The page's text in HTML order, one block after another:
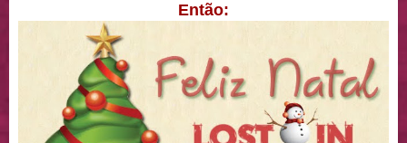
Então: